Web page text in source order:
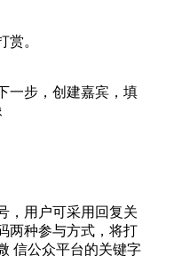
赏。
一步，创建嘉宾，填
，用户可采用回复关
两种参与方式，将打
信公众平台的关键字